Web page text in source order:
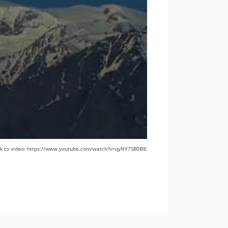
to video: https://www.youtube.com/watch?v=qyNY7SB0BlE